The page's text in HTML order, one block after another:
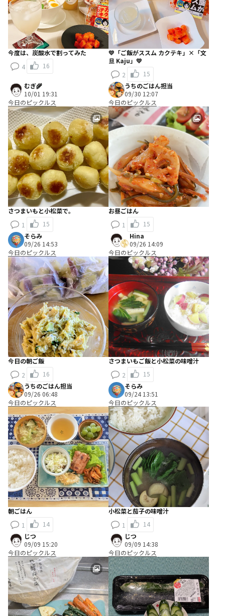
今度は、炭酸水で割ってみた
4
16
💛「ご飯がススム カクテキ」×「文
旦 Kaju」💛
2
15
むぎ🌾
10/01 19:31
今日のピックルス
さつまいもと小松菜で。
1
15
うちのごはん担当
09/30 12:07
今日のピックルス
お昼ごはん
1
15
そらみ
09/26 14:53
今日のピックルス
今日の朝ご飯
2
16
Hina
09/26 14:09
今日のピックルス
さつまいもご飯と小松菜の味噌汁
2
15
うちのごはん担当
09/26 06:48
今日のピックルス
朝ごはん
1
14
そらみ
09/24 13:51
今日のピックルス
小松菜と茄子の味噌汁
1
14
じつ
09/09 15:20
今日のピックルス
じつ
09/09 14:38
今日のピックルス